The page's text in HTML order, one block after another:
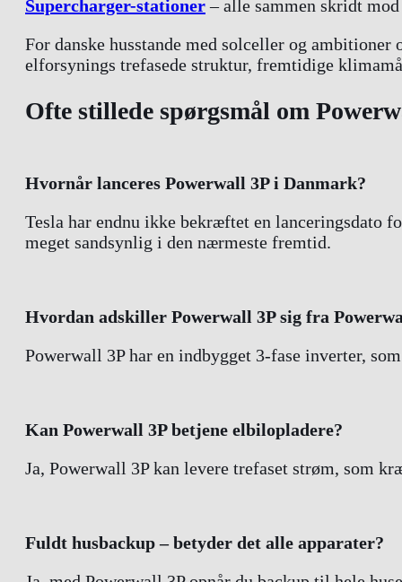
Supercharger-stationer– alle sammen skridt
For danske husstande med solceller og
elforsynings trefasede struktur, fremtidige
Ofte stillede spørgsmål om
Hvornår lanceres Powerwall 3P i Danmark?
Tesla har endnu ikke bekræftet en lanceringsdato
meget sandsynlig i den nærmeste fremtid.
Hvordan adskiller Powerwall 3P sig fra
Powerwall 3P har en indbygget 3-fase inverter,
Kan Powerwall 3P betjene elbilopladere?
Ja, Powerwall 3P kan levere trefaset strøm, som
Fuldt husbackup – betyder det alle apparater?